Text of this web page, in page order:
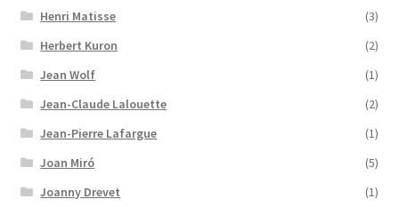
Henri Matisse
(3)
Herbert Kuron
(2)
Jean Wolf
(1)
Jean-Claude Lalouette
(2)
Jean-Pierre Lafargue
(1)
Joan Miró
(5)
Joanny Drevet
(1)